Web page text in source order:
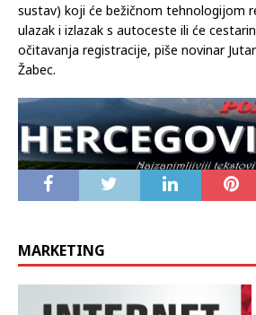
sustav) koji će bežičnom tehnologijom
ulazak i izlazak s autoceste ili će
očitavanja registracije, piše novinar
Žabec.
MARKETING